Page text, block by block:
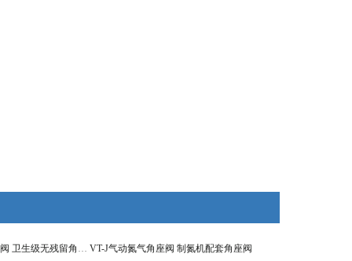
VT-J气动快装角座阀 卫生级无残留角座阀 VT-J气动氮气角座阀 制氮机配套角座阀